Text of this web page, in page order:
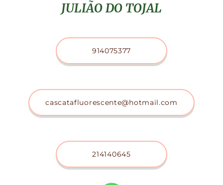
JULIÃO DO TOJAL
914075377
cascatafluorescente@hotmail.com
214140645